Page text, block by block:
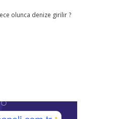
olunca denize girilir ?